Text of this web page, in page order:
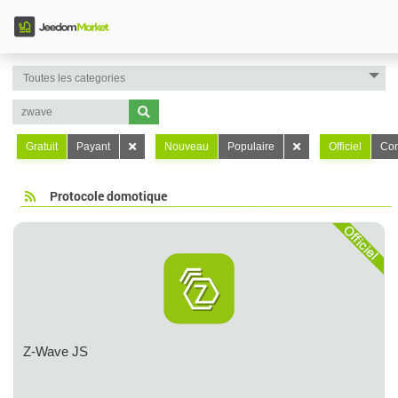
Gratuit Payant Nouveau Populaire Officiel
Protocole domotique
Z-Wave JS